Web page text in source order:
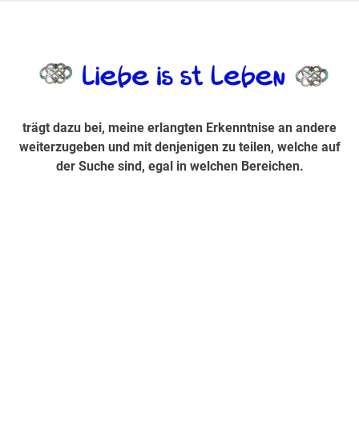
Suche sind, egal in welchen Bereichen.
trägt dazu bei, meine erlangten Erkenntnise an andere
weiterzugeben und mit denjenigen zu teilen, welche auf
der Suche sind, egal in welchen Bereichen.